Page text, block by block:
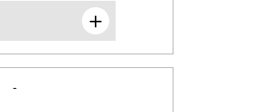
-